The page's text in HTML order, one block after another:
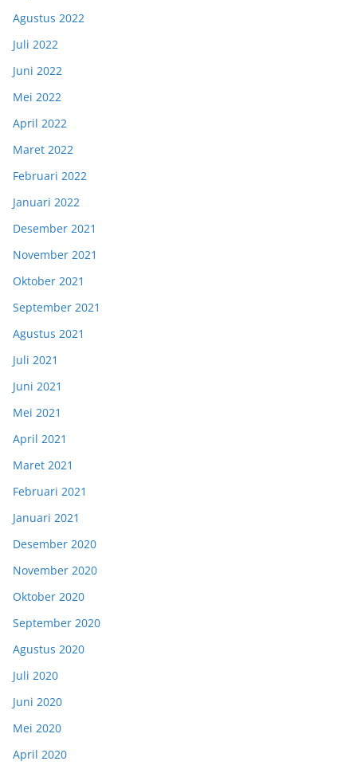
Agustus 2022
Juli 2022
Juni 2022
Mei 2022
April 2022
Maret 2022
Februari 2022
Januari 2022
Desember 2021
November 2021
Oktober 2021
September 2021
Agustus 2021
Juli 2021
Juni 2021
Mei 2021
April 2021
Maret 2021
Februari 2021
Januari 2021
Desember 2020
November 2020
Oktober 2020
September 2020
Agustus 2020
Juli 2020
Juni 2020
Mei 2020
April 2020